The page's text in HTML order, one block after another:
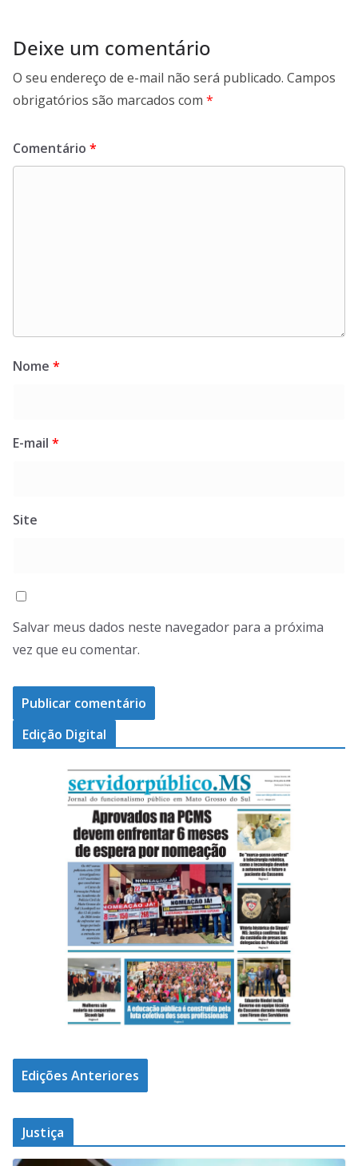
Deixe um comentário
O seu endereço de e-mail não será publicado. Campos
obrigatórios são marcados com *
Comentário *
Nome *
E-mail *
Site
Salvar meus dados neste navegador para a próxima
vez que eu comentar.
Edição Digital
Edições Anteriores
Justiça